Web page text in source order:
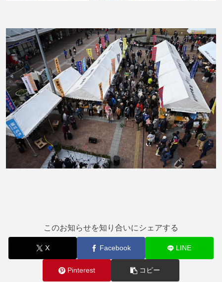
このお知らせを知り合いにシェアする
X Facebook LINE
Pinterest コピー